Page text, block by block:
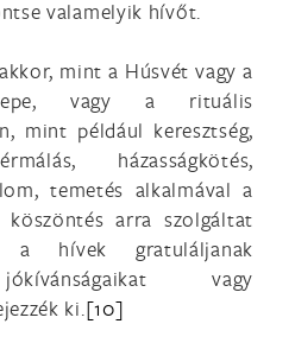
valamelyik hívőt.
mint a Húsvét vagy a
vagy a rituális
mint például keresztség,
házasságkötés,
temetés alkalmával a
arra szolgáltat
a hívek gratuláljanak
vagy
ki.[10]